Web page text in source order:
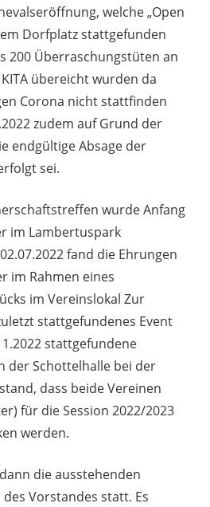
welche „Open
Dorfplatz stattgefunden
200 Überraschungstüten an
übereicht wurden da
Corona nicht stattfinden
zudem auf Grund der
endgültige Absage der
sei.
wurde Anfang
im Lambertuspark
fand die Ehrungen
im Rahmen eines
im Vereinslokal Zur
stattgefundenes Event
stattgefundene
der Schottelhalle bei der
dass beide Vereinen
für die Session 2022/2023
werden.
die ausstehenden
Vorstandes statt. Es